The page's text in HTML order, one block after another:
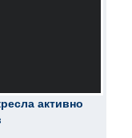
активно